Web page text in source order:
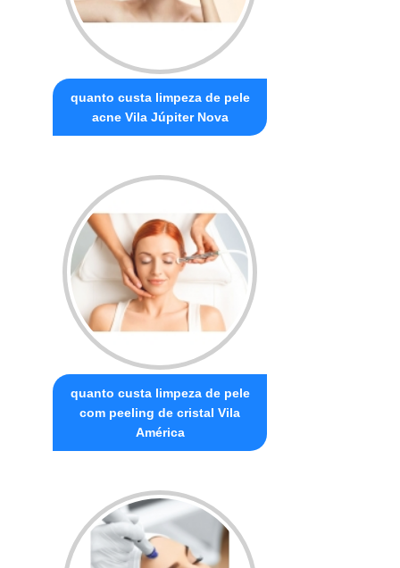
quanto custa limpeza de pele
acne Vila Júpiter Nova
quanto custa limpeza de pele
com peeling de cristal Vila
América